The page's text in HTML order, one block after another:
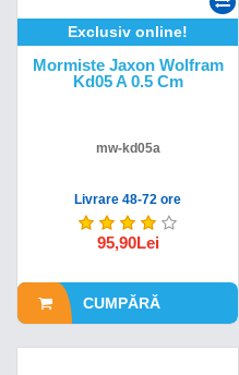
Exclusiv online!
Mormiste Jaxon Wolfram
Kd05 A 0.5 Cm
mw-kd05a
Livrare 48-72 ore
95,90Lei
CUMPĂRĂ